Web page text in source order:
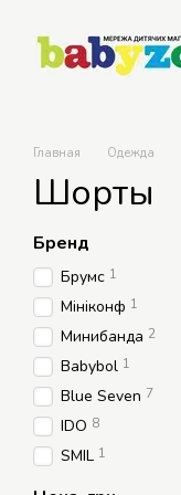
Главная Одежда
Шорты
Бренд
Брумс 1
Мініконф 1
Минибанда 2
Babybol 1
Blue Seven 7
IDO 8
SMIL 1